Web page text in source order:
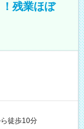
残業ほぼ
徒歩10分